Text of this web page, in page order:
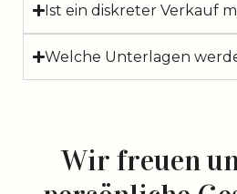
Ist ein diskreter Verkauf
Welche Unterlagen
Wir freuen